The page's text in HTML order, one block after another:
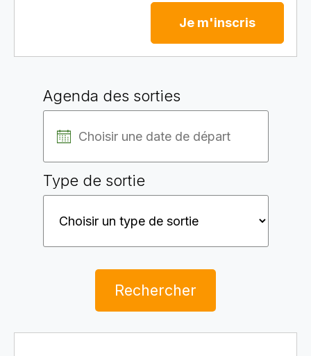
Je m'inscris
Agenda des sorties
Type de sortie
Rechercher